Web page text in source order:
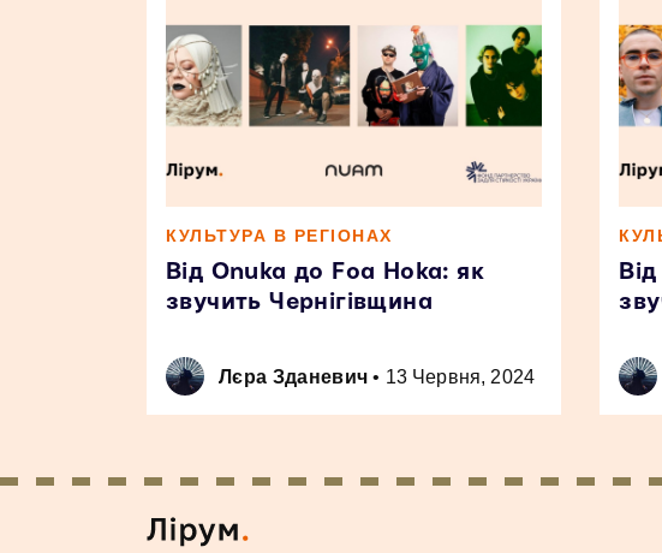
КУЛЬТУРА В РЕГІОНАХ
Від Onuka до Foa Hoka: як
звучить Чернігівщина
Лєра Зданевич • 13 Червня, 2024